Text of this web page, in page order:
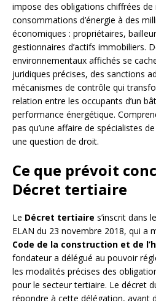
impose des obligations chiffrées de
consommations d’énergie à des
économiques : propriétaires,
gestionnaires d’actifs immobiliers.
environnementaux affichés se
juridiques précises, des sanctions
mécanismes de contrôle qui
relation entre les occupants d’un
performance énergétique.
pas qu’une affaire de spécialistes de
une question de droit.
Ce que prévoit
Décret tertiaire
Le Décret tertiaire s’inscrit dans
ELAN du 23 novembre 2018, qui a
Code de la construction et de
fondateur a délégué au pouvoir
les modalités précises des
pour le secteur tertiaire. Le décret
répondre à cette délégation, avant